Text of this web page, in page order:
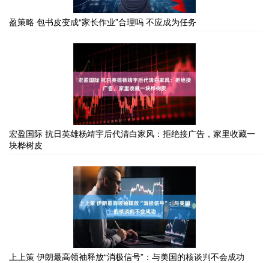
盈策略 包书皮变成“家长作业”合理吗 不应成为任务
宏盈国际 抗日英雄杨靖宇后代清白家风：拒绝接广告，家里收藏一
块桦树皮
上上策 伊朗最高领袖释放“消极信号”：与美国的核谈判不会成功